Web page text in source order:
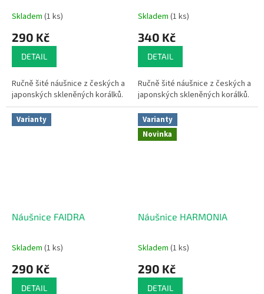
Skladem (1 ks)
290 Kč
DETAIL
Ručně šité náušnice z českých a
japonských skleněných korálků.
Skladem (1 ks)
340 Kč
DETAIL
Ručně šité náušnice z českých a
japonských skleněných korálků.
Varianty
Náušnice FAIDRA
Skladem (1 ks)
290 Kč
DETAIL
Varianty
Novinka
Náušnice HARMONIA
Skladem (1 ks)
290 Kč
DETAIL